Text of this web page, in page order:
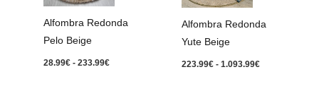
Alfombra Redonda
Pelo Beige
28.99€ - 233.99€
233.99€
Alfombra Redonda
Yute Beige
223.99€ - 1.093.99€